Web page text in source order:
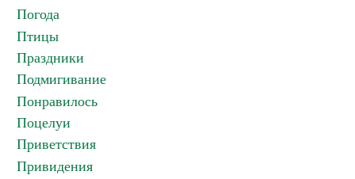
Погода
Птицы
Праздники
Подмигивание
Понравилось
Поцелуи
Приветствия
Привидения